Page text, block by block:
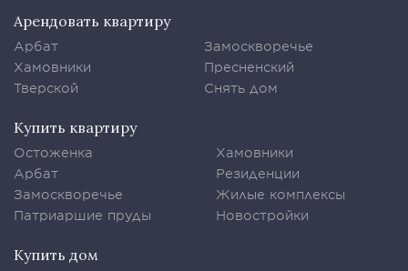
Арендовать квартиру
Арбат
Хамовники
Тверской
Замоскворечье
Пресненский
Снять дом
Купить квартиру
Остоженка
Арбат
Замоскворечье
Патриаршие пруды
Хамовники
Резиденции
Жилые комплексы
Новостройки
Купить дом